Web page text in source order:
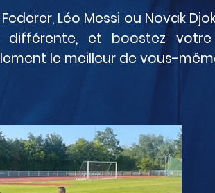
Léo Messi ou Novak
différente, et boostez
le meilleur de vous-